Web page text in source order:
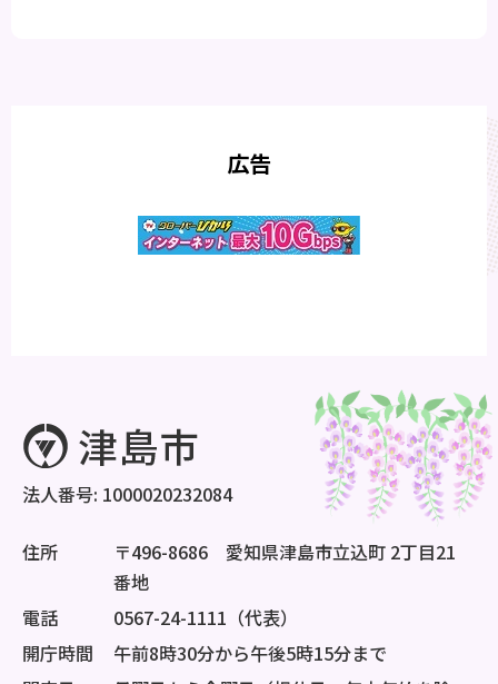
広告
法人番号: 1000020232084
住所
〒496-8686 愛知県津島市立込町 2丁目21
番地
電話
0567-24-1111（代表）
開庁時間
午前8時30分から午後5時15分まで